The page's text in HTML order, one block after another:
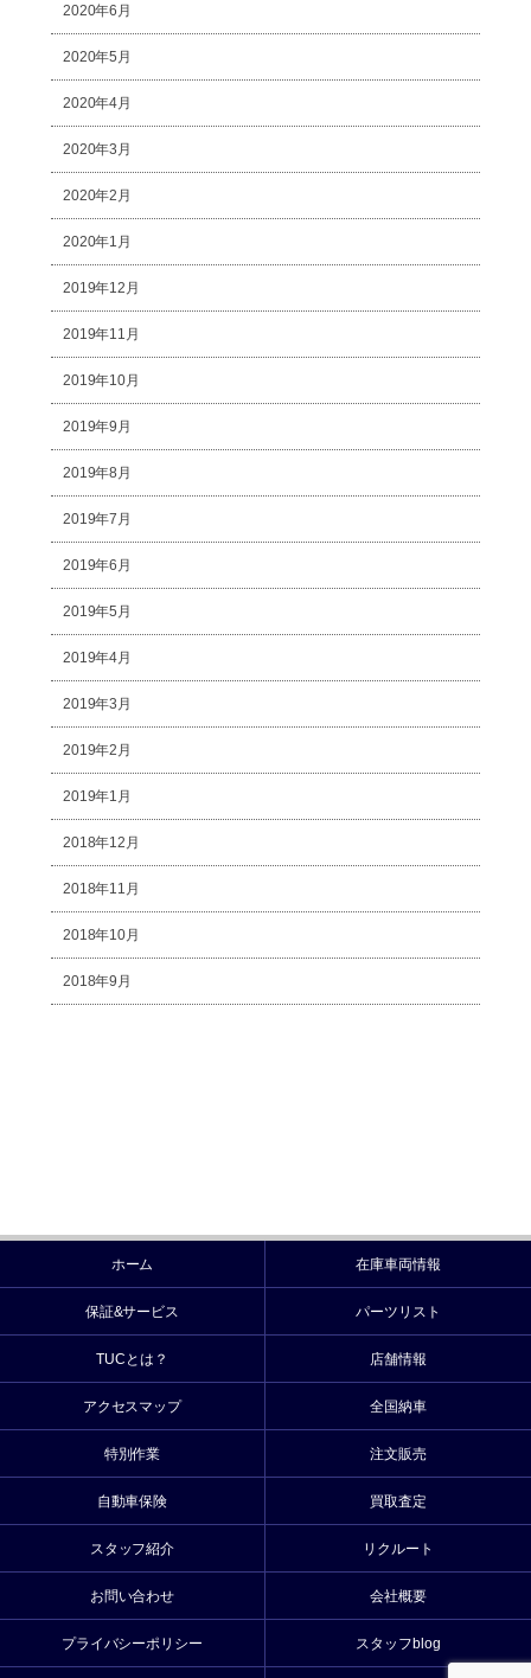
2020年6月
2020年5月
2020年4月
2020年3月
2020年2月
2020年1月
2019年12月
2019年11月
2019年10月
2019年9月
2019年8月
2019年7月
2019年6月
2019年5月
2019年4月
2019年3月
2019年2月
2019年1月
2018年12月
2018年11月
2018年10月
2018年9月
ホーム 在庫車両情報
保証&サービス パーツリスト
TUCとは？ 店舗情報
アクセスマップ 全国納車
特別作業 注文販売
自動車保険 買取査定
スタッフ紹介 リクルート
お問い合わせ 会社概要
プライバシーポリシー スタッフblog